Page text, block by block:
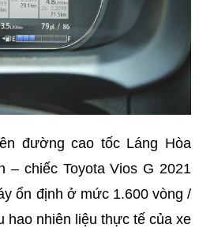
đường cao tốc Láng Hòa
– chiếc Toyota Vios G 2021
ổn định ở mức 1.600 vòng /
hao nhiên liệu thực tế của xe